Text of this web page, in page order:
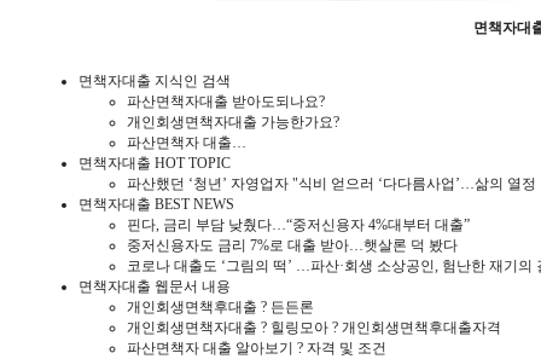
면책자대
면책자대출 지식인 검색
파산면책자대출 받아도되나요?
개인회생면책자대출 가능한가요?
파산면책자 대출…
면책자대출 HOT TOPIC
파산했던 ‘청년’ 자영업자 "식비 얻으러 ‘다다름사업’…삶의 열
면책자대출 BEST NEWS
핀다, 금리 부담 낮췄다…“중저신용자 4%대부터 대출”
중저신용자도 금리 7%로 대출 받아…햇살론 덕 봤다
코로나 대출도 ‘그림의 떡’ …파산·회생 소상공인, 험난한 재기의
면책자대출 웹문서 내용
개인회생면책후대출 ? 든든론
개인회생면책자대출 ? 힐링모아 ? 개인회생면책후대출자격
파산면책자 대출 알아보기 ? 자격 및 조건